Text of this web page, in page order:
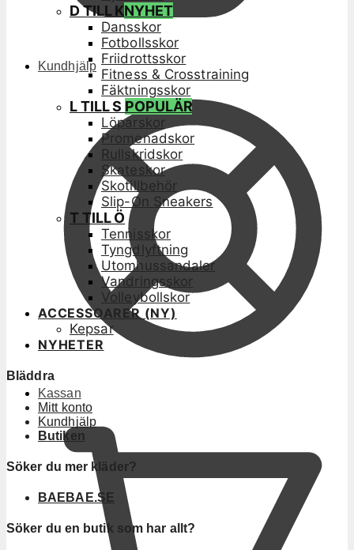
Kundhjälp
Kassan
D TILL KNYHET
Dansskor
Fotbollsskor
Friidrottsskor
Fitness & Crosstraining
Fäktningsskor
L TILL S POPULÄR
Löparskor
Promenadskor
Rullskridskor
Skateskor
Skotillbehör
Slip-On Sneakers
T TILL Ö
Tennisskor
Tyngdlyftning
Utomhussandaler
Vandringsskor
Volleybollskor
ACCESSOARER (NY)
Kepsar
NYHETER
Bläddra
Mitt konto
Kundhjälp
Butiken
Söker du mer kläder?
BAEBAE.SE
Söker du en butik som har allt?